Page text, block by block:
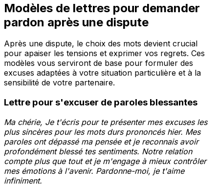
Modèles de lettres pour demander
pardon après une dispute
Après une dispute, le choix des mots devient crucial
pour apaiser les tensions et exprimer vos regrets. Ces
modèles vous serviront de base pour formuler des
excuses adaptées à votre situation particulière et à la
sensibilité de votre partenaire.
Lettre pour s'excuser de paroles blessantes
Ma chérie, Je t'écris pour te présenter mes excuses les
plus sincères pour les mots durs prononcés hier. Mes
paroles ont dépassé ma pensée et je reconnais avoir
profondément blessé tes sentiments. Notre relation
compte plus que tout et je m'engage à mieux contrôler
mes émotions à l'avenir. Pardonne-moi, je t'aime
infiniment.